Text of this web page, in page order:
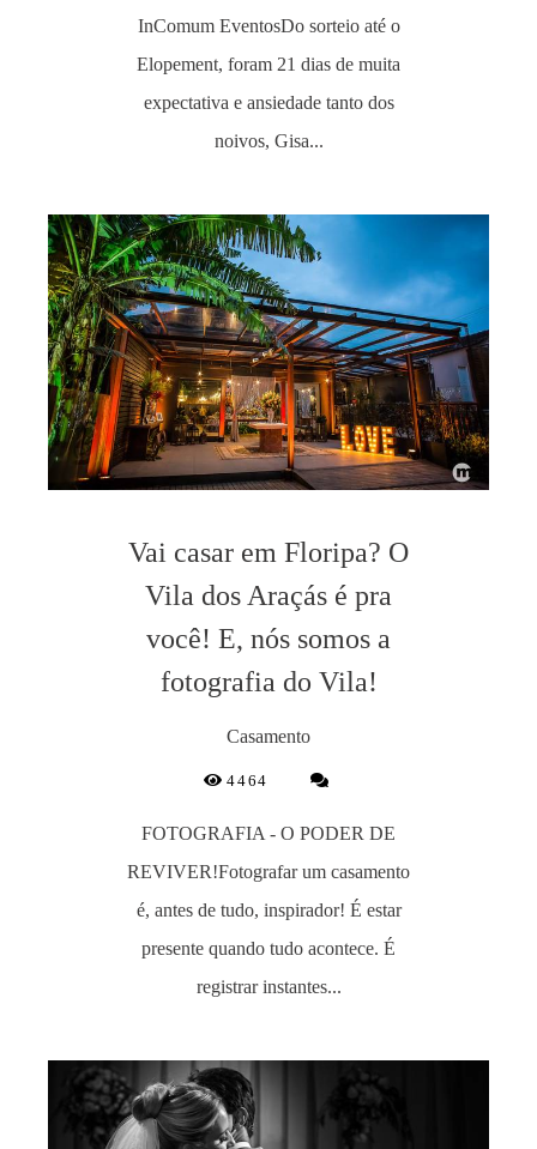
InComum EventosDo sorteio até o
Elopement, foram 21 dias de muita
expectativa e ansiedade tanto dos
noivos, Gisa...
Vai casar em Floripa? O
Vila dos Araçás é pra
você! E, nós somos a
fotografia do Vila!
Casamento
4464
FOTOGRAFIA - O PODER DE
REVIVER!Fotografar um casamento
é, antes de tudo, inspirador! É estar
presente quando tudo acontece. É
registrar instantes...